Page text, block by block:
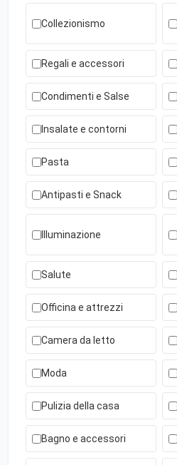
Collezionismo
Regali e accessori
Condimenti e Salse
Insalate e contorni
Pasta
Antipasti e Snack
Illuminazione
Salute
Officina e attrezzi
Camera da letto
Moda
Pulizia della casa
Bagno e accessori